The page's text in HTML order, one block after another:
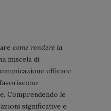
come rendere la
miscela di
efficace
Comprendendo le
significative e